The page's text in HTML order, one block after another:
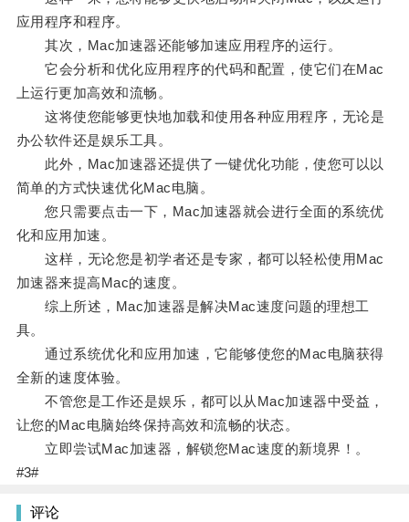
应用程序和程序。
其次，Mac加速器还能够加速应用程序的运行。
它会分析和优化应用程序的代码和配置，使它们在Mac
上运行更加高效和流畅。
这将使您能够更快地加载和使用各种应用程序，无论是
办公软件还是娱乐工具。
此外，Mac加速器还提供了一键优化功能，使您可以以
简单的方式快速优化Mac电脑。
您只需要点击一下，Mac加速器就会进行全面的系统优
化和应用加速。
这样，无论您是初学者还是专家，都可以轻松使用Mac
加速器来提高Mac的速度。
综上所述，Mac加速器是解决Mac速度问题的理想工
具。
通过系统优化和应用加速，它能够使您的Mac电脑获得
全新的速度体验。
不管您是工作还是娱乐，都可以从Mac加速器中受益，
让您的Mac电脑始终保持高效和流畅的状态。
立即尝试Mac加速器，解锁您Mac速度的新境界！。
#3#
评论